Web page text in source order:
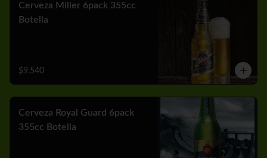
Cerveza Miller 6pack 355cc
Botella
$9.540
Cerveza Royal Guard 6pack
355cc Botella